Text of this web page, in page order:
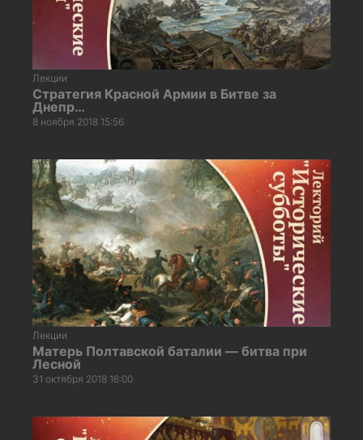
Лекции
Стратегия Красной Армии в Битве за
Днепр…
8 ноября 2018 15:56
Лекции
Матерь Полтавской баталии — битва при
Лесной
31 октября 2018 16:00